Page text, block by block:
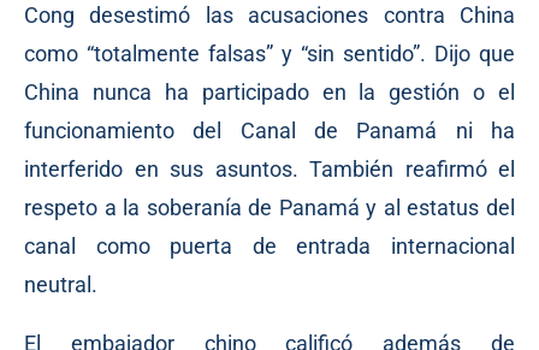
Cong desestimó las acusaciones contra China
como “totalmente falsas” y “sin sentido”. Dijo que
China nunca ha participado en la gestión o el
funcionamiento del Canal de Panamá ni ha
interferido en sus asuntos. También reafirmó el
respeto a la soberanía de Panamá y al estatus del
canal como puerta de entrada internacional
neutral.
El embajador chino calificó además de